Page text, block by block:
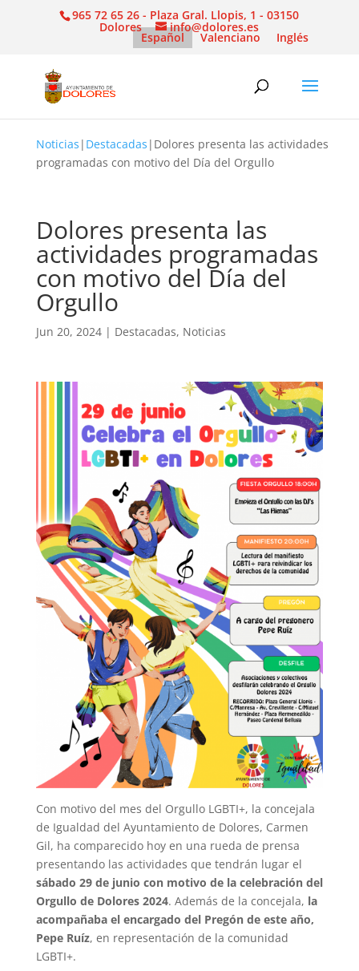
965 72 65 26 - Plaza Gral. Llopis, 1 - 03150
Dolores info@dolores.es
Español Valenciano Inglés
Noticias | Destacadas | Dolores presenta las actividades
programadas con motivo del Día del Orgullo
Dolores presenta las
actividades programadas
con motivo del Día del
Orgullo
Jun 20, 2024| Destacadas, Noticias
Con motivo del mes del Orgullo LGBTI+, la concejala
de Igualdad del Ayuntamiento de Dolores, Carmen
Gil, ha comparecido hoy en una rueda de prensa
presentando las actividades que tendrán lugar el
sábado 29 de junio con motivo de la celebración del
Orgullo de Dolores 2024. Además de la concejala, la
acompañaba el encargado del Pregón de este año,
Pepe Ruíz, en representación de la comunidad
LGBTI+.